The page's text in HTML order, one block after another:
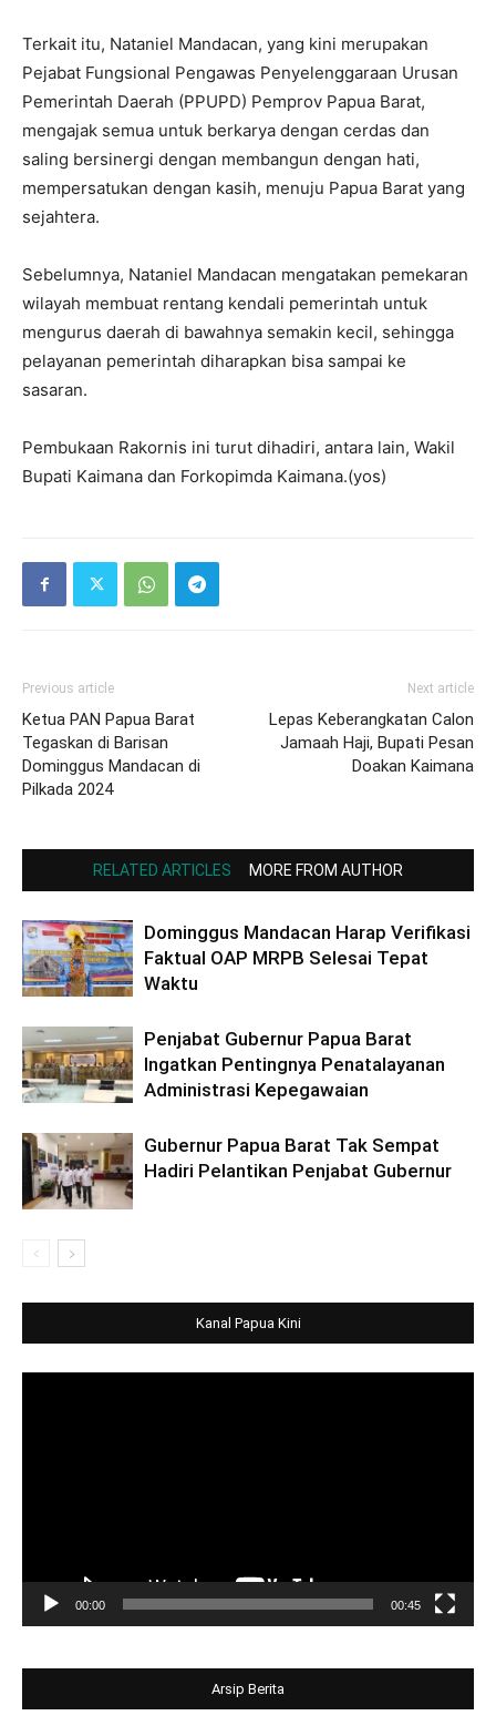
Terkait itu, Nataniel Mandacan, yang kini merupakan
Pejabat Fungsional Pengawas Penyelenggaraan Urusan
Pemerintah Daerah (PPUPD) Pemprov Papua Barat,
mengajak semua untuk berkarya dengan cerdas dan
saling bersinergi dengan membangun dengan hati,
mempersatukan dengan kasih, menuju Papua Barat yang
sejahtera.
Sebelumnya, Nataniel Mandacan mengatakan pemekaran
wilayah membuat rentang kendali pemerintah untuk
mengurus daerah di bawahnya semakin kecil, sehingga
pelayanan pemerintah diharapkan bisa sampai ke
sasaran.
Pembukaan Rakornis ini turut dihadiri, antara lain, Wakil
Bupati Kaimana dan Forkopimda Kaimana.(yos)
Previous article
Ketua PAN Papua Barat
Tegaskan di Barisan
Dominggus Mandacan di
Pilkada 2024
Next article
Lepas Keberangkatan Calon
Jamaah Haji, Bupati Pesan
Doakan Kaimana
RELATED ARTICLES MORE FROM AUTHOR
Dominggus Mandacan Harap Verifikasi
Faktual OAP MRPB Selesai Tepat
Waktu
Penjabat Gubernur Papua Barat
Ingatkan Pentingnya Penatalayanan
Administrasi Kepegawaian
Gubernur Papua Barat Tak Sempat
Hadiri Pelantikan Penjabat Gubernur
Kanal Papua Kini
00:00 00:45
Arsip Berita